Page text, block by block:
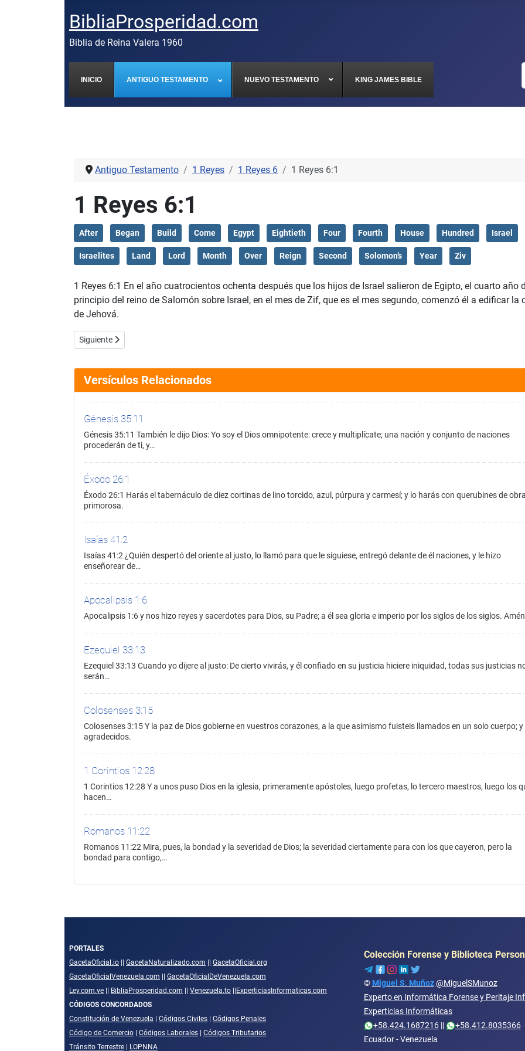
BibliaProsperidad.com
Biblia de Reina Valera 1960
INICIO ANTIGUO TESTAMENTO NUEVO TESTAMENTO KING JAMES BIBLE
Antiguo Testamento 1 Reyes 1 Reyes 6 1 Reyes 6:1
1 Reyes 6:1
After Began Build Come Egypt Eightieth Four Fourth House Hundred Israel
Israelites Land Lord Month Over Reign Second Solomon’s Year Ziv
1 Reyes 6:1 En el año cuatrocientos ochenta después que los hijos de Israel salieron de Egipto, el cuarto año
principio del reino de Salomón sobre Israel, en el mes de Zif, que es el mes segundo, comenzó él a edificar la
de Jehová.
Artículo siguiente: 1 Reyes 6:2
Siguiente
Versículos Relacionados
Génesis 35:11
Génesis 35:11 También le dijo Dios: Yo soy el Dios omnipotente: crece y multiplícate; una nación y conjunto de naciones
procederán de ti, y…
Éxodo 26:1
Éxodo 26:1 Harás el tabernáculo de diez cortinas de lino torcido, azul, púrpura y carmesí; y lo harás con querubines de obra
primorosa.
Isaías 41:2
Isaías 41:2 ¿Quién despertó del oriente al justo, lo llamó para que le siguiese, entregó delante de él naciones, y le hizo
enseñorear de…
Apocalipsis 1:6
Apocalipsis 1:6 y nos hizo reyes y sacerdotes para Dios, su Padre; a él sea gloria e imperio por los siglos de los siglos.
Ezequiel 33:13
Ezequiel 33:13 Cuando yo dijere al justo: De cierto vivirás, y él confiado en su justicia hiciere iniquidad, todas sus justicias
serán…
Colosenses 3:15
Colosenses 3:15 Y la paz de Dios gobierne en vuestros corazones, a la que asimismo fuisteis llamados en un solo cuerpo; y
agradecidos.
1 Corintios 12:28
1 Corintios 12:28 Y a unos puso Dios en la iglesia, primeramente apóstoles, luego profetas, lo tercero maestros, luego los
hacen…
Romanos 11:22
Romanos 11:22 Mira, pues, la bondad y la severidad de Dios; la severidad ciertamente para con los que cayeron, pero la
bondad para contigo,…
PORTALES
GacetaOficial.io
GacetaNaturalizado.com
GacetaOficial.org
GacetaOficialVenezuela.com
GacetaOficialDeVenezuela.com
Ley.com.ve
BibliaProsperidad.com Venezuela.to
ExperticiasInformaticas.com
CÓDIGOS CONCORDADOS
Constitución de Venezuela
Códigos Civiles
Códigos Penales
Código de Comercio
Códigos Laborales
Códigos Tributarios
Tránsito Terrestre
LOPNNA
Colección Forense y Biblioteca
© Miguel S. Muñoz @MiguelSMunoz
Experto en Informática Forense y Peritaje
Experticias Informáticas
+58.424.1687216||
+58.412.8035366
Ecuador - Venezuela